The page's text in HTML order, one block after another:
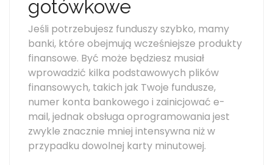
gotówkowe
Jeśli potrzebujesz funduszy szybko, mamy
banki, które obejmują wcześniejsze produkty
finansowe. Być może będziesz musiał
wprowadzić kilka podstawowych plików
finansowych, takich jak Twoje fundusze,
numer konta bankowego i zainicjować e-
mail, jednak obsługa oprogramowania jest
zwykle znacznie mniej intensywna niż w
przypadku dowolnej karty minutowej.